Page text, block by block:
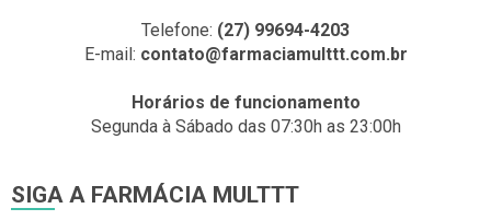
Telefone: (27) 99694-4203
E-mail: contato@farmaciamulttt.com.br
Horários de funcionamento
Segunda à Sábado das 07:30h as 23:00h
SIGA A FARMÁCIA MULTTT